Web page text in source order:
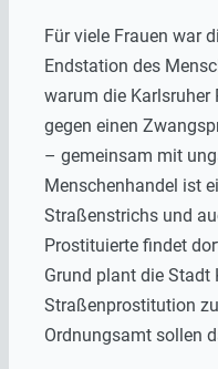
Für viele Frauen war
Endstation des
warum die Karlsruher
gegen einen
– gemeinsam mit
Menschenhandel ist
Straßenstrichs und
Prostituierte findet
Grund plant die Stadt
Straßenprostitution
Ordnungsamt sollen